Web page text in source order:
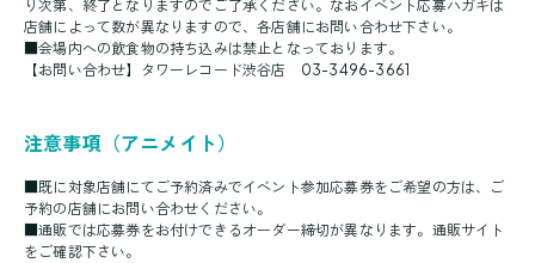
り次第、終了となりますのでご了承ください。なおイベント応募ハガキは
店舗によって数が異なりますので、各店舗にお問い合わせ下さい。
■会場内への飲食物の持ち込みは禁止となっております。
【お問い合わせ】タワーレコード渋谷店 03-3496-3661
注意事項（アニメイト）
■既に対象店舗にてご予約済みでイベント参加応募券をご希望の方は、ご
予約の店舗にお問い合わせください。
■通販では応募券をお付けできるオーダー締切が異なります。 通販サイト
をご確認下さい。